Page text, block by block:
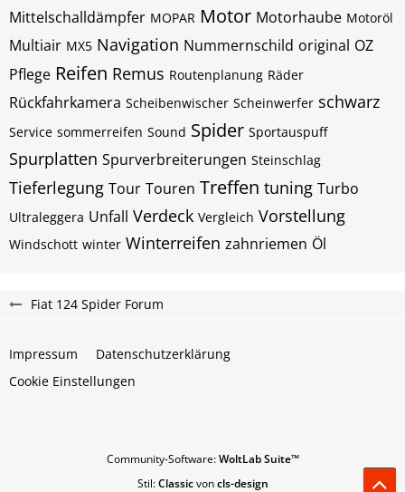
Mittelschalldämpfer MOPAR Motor Motorhaube Motoröl
Multiair MX5 Navigation Nummernschild original OZ
Pflege Reifen Remus Routenplanung Räder
Rückfahrkamera Scheibenwischer Scheinwerfer schwarz
Service sommerreifen Sound Spider Sportauspuff
Spurplatten Spurverbreiterungen Steinschlag
Tieferlegung Tour Touren Treffen tuning Turbo
Ultraleggera Unfall Verdeck Vergleich Vorstellung
Windschott winter Winterreifen zahnriemen Öl
Fiat 124 Spider Forum
Impressum
Datenschutzerklärung
Cookie Einstellungen
Community-Software:WoltLab Suite™
Stil:Classicvoncls-design